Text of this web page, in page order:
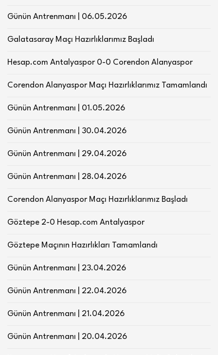
Günün Antrenmanı | 06.05.2026
Galatasaray Maçı Hazırlıklarımız Başladı
Hesap.com Antalyaspor 0-0 Corendon Alanyaspor
Corendon Alanyaspor Maçı Hazırlıklarımız Tamamlandı
Günün Antrenmanı | 01.05.2026
Günün Antrenmanı | 30.04.2026
Günün Antrenmanı | 29.04.2026
Günün Antrenmanı | 28.04.2026
Corendon Alanyaspor Maçı Hazırlıklarımız Başladı
Göztepe 2-0 Hesap.com Antalyaspor
Göztepe Maçının Hazırlıkları Tamamlandı
Günün Antrenmanı | 23.04.2026
Günün Antrenmanı | 22.04.2026
Günün Antrenmanı | 21.04.2026
Günün Antrenmanı | 20.04.2026